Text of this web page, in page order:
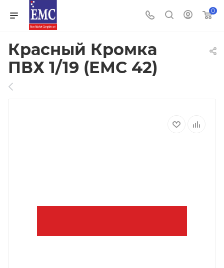
0
Красный Кромка
ПВХ 1/19 (ЕМС 42)